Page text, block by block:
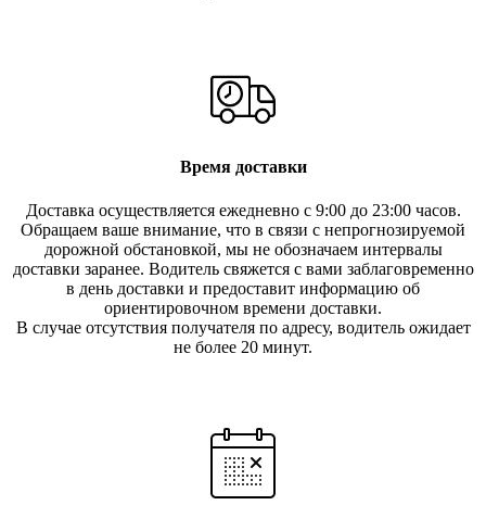
Время доставки
Доставка осуществляется ежедневно с 9:00 до 23:00 часов.
Обращаем ваше внимание, что в связи с непрогнозируемой
дорожной обстановкой, мы не обозначаем интервалы
доставки заранее. Водитель свяжется с вами заблаговременно
в день доставки и предоставит информацию об
ориентировочном времени доставки.
В случае отсутствия получателя по адресу, водитель ожидает
не более 20 минут.